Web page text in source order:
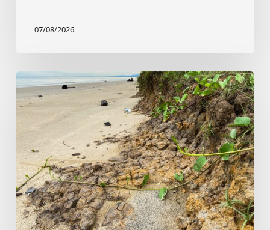
07/08/2026
Inženjer
tvrdi
da
i
sudovi
ignorišu
50
godina
istraživanja
o